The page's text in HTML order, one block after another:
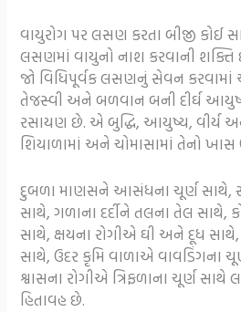
વાયુરોગ પર લસણ કરતા બીજી કોઈ
લસણમાં વાયુનો નાશ કરવાની શક્તિ
જો વિધિપૂર્વક લસણનું સેવન કરવામાં
તેજસ્વી અને બળવાન બની દીર્ઘ
રસાયણ છે. એ બુદ્ધિ, આયુષ્ય, વીર્ય
શિયાળામાં અને ચોમાસામાં તેનો
દુબળા માણસને આસંધના ચૂર્ણ સાથે,
સાથે, ગળાના દર્દીને તલના તેલ સાથે,
સાથે, ક્ષયના રોગીએ ઘી અને દૂધ
સાથે, ઉદર કૃમિ વાળાએ વાવડિંગના
શ્વાસના રોગીએ ત્રિફળાના ચૂર્ણ
હિતાવહ છે.